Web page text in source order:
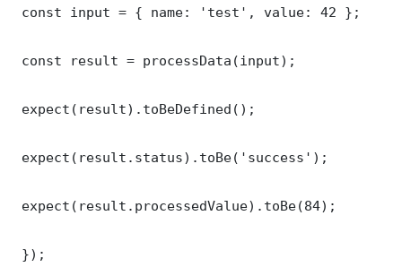
const input = { name: 'test', value: 42 };
const result = processData(input);
expect(result).toBeDefined();
expect(result.status).toBe('success');
expect(result.processedValue).toBe(84);
});